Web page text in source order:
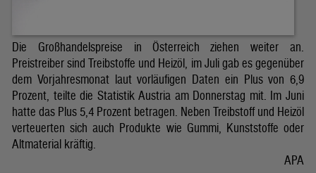
Die Großhandelspreise in Österreich ziehen weiter an.
Preistreiber sind Treibstoffe und Heizöl, im Juli gab es gegenüber
dem Vorjahresmonat laut vorläufigen Daten ein Plus von 6,9
Prozent, teilte die Statistik Austria am Donnerstag mit. Im Juni
hatte das Plus 5,4 Prozent betragen. Neben Treibstoff und Heizöl
verteuerten sich auch Produkte wie Gummi, Kunststoffe oder
Altmaterial kräftig.
APA